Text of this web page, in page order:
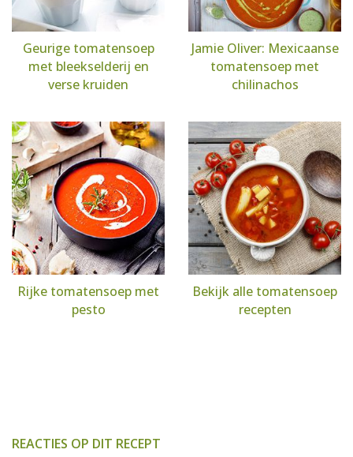
Geurige tomatensoep
met bleekselderij en
verse kruiden
Jamie Oliver: Mexicaanse
tomatensoep met
chilinachos
Rijke tomatensoep met
pesto
Bekijk alle tomatensoep
recepten
REACTIES OP DIT RECEPT